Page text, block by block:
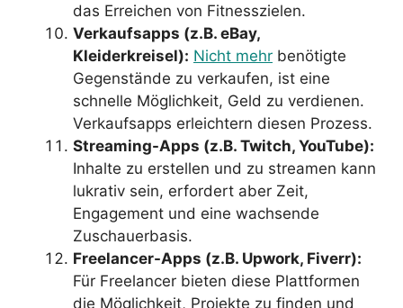
das Erreichen von Fitnesszielen.
Verkaufsapps (z.B. eBay,
Kleiderkreisel): Nicht mehr benötigte
Gegenstände zu verkaufen, ist eine
schnelle Möglichkeit, Geld zu verdienen.
Verkaufsapps erleichtern diesen Prozess.
Streaming-Apps (z.B. Twitch, YouTube):
Inhalte zu erstellen und zu streamen kann
lukrativ sein, erfordert aber Zeit,
Engagement und eine wachsende
Zuschauerbasis.
Freelancer-Apps (z.B. Upwork, Fiverr):
Für Freelancer bieten diese Plattformen
die Möglichkeit, Projekte zu finden und